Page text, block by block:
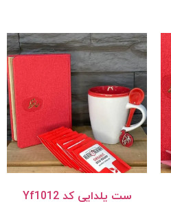
ست یلدایی کد Yf1012